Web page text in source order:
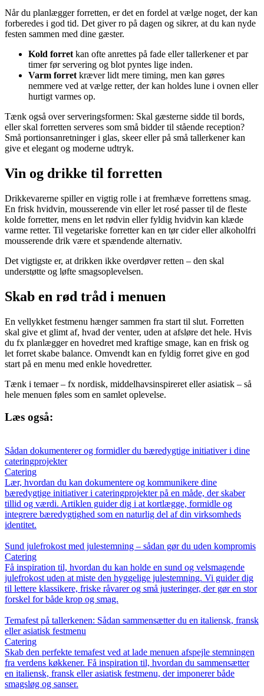
Når du planlægger forretten, er det en fordel at vælge noget, der kan
forberedes i god tid. Det giver ro på dagen og sikrer, at du kan nyde
festen sammen med dine gæster.
Kold forret kan ofte anrettes på fade eller tallerkener et par
timer før servering og blot pyntes lige inden.
Varm forret kræver lidt mere timing, men kan gøres
nemmere ved at vælge retter, der kan holdes lune i ovnen eller
hurtigt varmes op.
Tænk også over serveringsformen: Skal gæsterne sidde til bords,
eller skal forretten serveres som små bidder til stående reception?
Små portionsanretninger i glas, skeer eller på små tallerkener kan
give et elegant og moderne udtryk.
Vin og drikke til forretten
Drikkevarerne spiller en vigtig rolle i at fremhæve forrettens smag.
En frisk hvidvin, mousserende vin eller let rosé passer til de fleste
kolde forretter, mens en let rødvin eller fyldig hvidvin kan klæde
varme retter. Til vegetariske forretter kan en tør cider eller alkoholfri
mousserende drik være et spændende alternativ.
Det vigtigste er, at drikken ikke overdøver retten – den skal
understøtte og løfte smagsoplevelsen.
Skab en rød tråd i menuen
En vellykket festmenu hænger sammen fra start til slut. Forretten
skal give et glimt af, hvad der venter, uden at afsløre det hele. Hvis
du fx planlægger en hovedret med kraftige smage, kan en frisk og
let forret skabe balance. Omvendt kan en fyldig forret give en god
start på en menu med enkle hovedretter.
Tænk i temaer – fx nordisk, middelhavsinspireret eller asiatisk – så
hele menuen føles som en samlet oplevelse.
Læs også:
Sådan dokumenterer og formidler du bæredygtige initiativer i dine
cateringprojekter
Catering
Lær, hvordan du kan dokumentere og kommunikere dine
bæredygtige initiativer i cateringprojekter på en måde, der skaber
tillid og værdi. Artiklen guider dig i at kortlægge, formidle og
integrere bæredygtighed som en naturlig del af din virksomheds
identitet.
Sund julefrokost med julestemning – sådan gør du uden kompromis
Catering
Få inspiration til, hvordan du kan holde en sund og velsmagende
julefrokost uden at miste den hyggelige julestemning. Vi guider dig
til lettere klassikere, friske råvarer og små justeringer, der gør en stor
forskel for både krop og smag.
Temafest på tallerkenen: Sådan sammensætter du en italiensk, fransk
eller asiatisk festmenu
Catering
Skab den perfekte temafest ved at lade menuen afspejle stemningen
fra verdens køkkener. Få inspiration til, hvordan du sammensætter
en italiensk, fransk eller asiatisk festmenu, der imponerer både
smagsløg og sanser.